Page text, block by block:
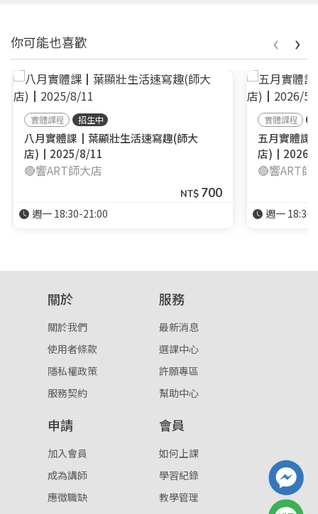
你可能也喜歡
實體課程 招生中
八月實體課┃葉顯壯生活速寫趣(師大
店)┃2025/8/11
🔴響ART師大店
NT$ 700
週一 18:30-21:00
實體課程
五月實體課
店)┃2026/
🔴響ART師
週一
‹ ›
關於
關於我們
使用者條款
隱私權政策
服務契約
服務
最新消息
選課中心
許願專區
幫助中心
申請
加入會員
成為講師
應徵職缺
會員
如何上課
學習紀錄
教學管理